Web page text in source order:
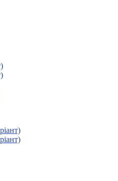
молодіжна Рада УТОГ
УТОГ